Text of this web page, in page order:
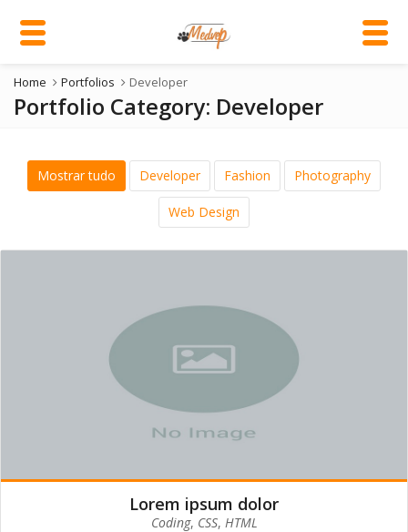
Home Portfolios Developer
Portfolio Category: Developer
Mostrar tudo Developer Fashion Photography
Web Design
Lorem ipsum dolor
Coding, CSS, HTML